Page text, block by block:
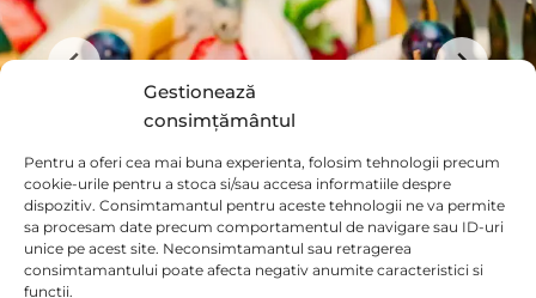
Gestionează
consimțământul
Pentru a oferi cea mai buna experienta, folosim tehnologii precum
cookie-urile pentru a stoca si/sau accesa informatiile despre
dispozitiv. Consimtamantul pentru aceste tehnologii ne va permite
sa procesam date precum comportamentul de navigare sau ID-uri
unice pe acest site. Neconsimtamantul sau retragerea
consimtamantului poate afecta negativ anumite caracteristici si
functii.